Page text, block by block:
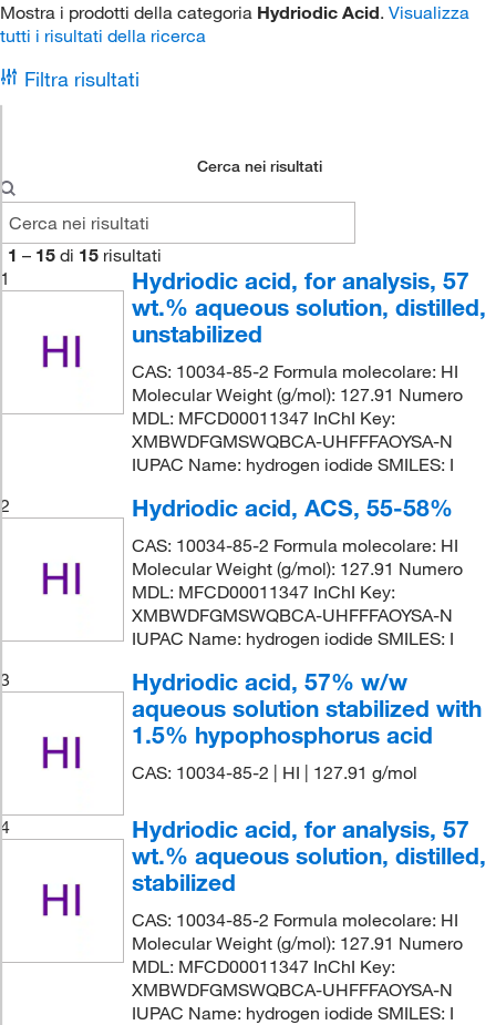
Mostra i prodotti della categoria Hydriodic Acid. Visualizza
tutti i risultati della ricerca
Filtra risultati
Cerca nei risultati
1 – 15 di 15 risultati
1
Hydriodic acid, for analysis, 57
wt.% aqueous solution, distilled,
unstabilized
CAS: 10034-85-2 Formula molecolare: HI
Molecular Weight (g/mol): 127.91 Numero
MDL: MFCD00011347 InChI Key:
XMBWDFGMSWQBCA-UHFFFAOYSA-N
IUPAC Name: hydrogen iodide SMILES: I
2
Hydriodic acid, ACS, 55-58%
CAS: 10034-85-2 Formula molecolare: HI
Molecular Weight (g/mol): 127.91 Numero
MDL: MFCD00011347 InChI Key:
XMBWDFGMSWQBCA-UHFFFAOYSA-N
IUPAC Name: hydrogen iodide SMILES: I
3
Hydriodic acid, 57% w/w
aqueous solution stabilized with
1.5% hypophosphorus acid
CAS: 10034-85-2 | HI | 127.91 g/mol
4
Hydriodic acid, for analysis, 57
wt.% aqueous solution, distilled,
stabilized
CAS: 10034-85-2 Formula molecolare: HI
Molecular Weight (g/mol): 127.91 Numero
MDL: MFCD00011347 InChI Key:
XMBWDFGMSWQBCA-UHFFFAOYSA-N
IUPAC Name: hydrogen iodide SMILES: I